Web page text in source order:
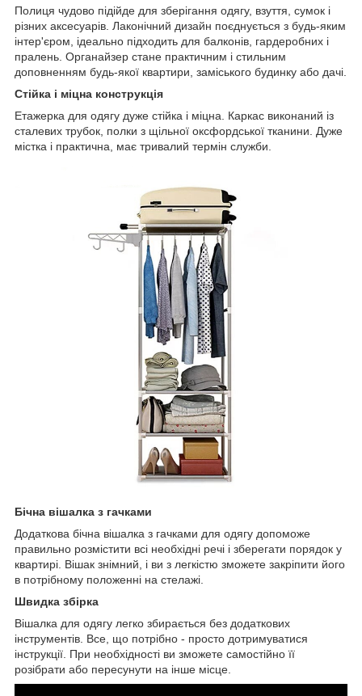
Полиця чудово підійде для зберігання одягу, взуття, сумок і
різних аксесуарів. Лаконічний дизайн поєднується з будь-яким
інтер'єром, ідеально підходить для балконів, гардеробних і
пралень. Органайзер стане практичним і стильним
доповненням будь-якої квартири, заміського будинку або дачі.
Стійка і міцна конструкція
Етажерка для одягу дуже стійка і міцна. Каркас виконаний із
сталевих трубок, полки з щільної оксфордської тканини. Дуже
містка і практична, має тривалий термін служби.
Бічна вішалка з гачками
Додаткова бічна вішалка з гачками для одягу допоможе
правильно розмістити всі необхідні речі і зберегати порядок у
квартирі. Вішак знімний, і ви з легкістю зможете закріпити його
в потрібному положенні на стелажі.
Швидка збірка
Вішалка для одягу легко збирається без додаткових
інструментів. Все, що потрібно - просто дотримуватися
інструкції. При необхідності ви зможете самостійно її
розібрати або пересунути на інше місце.